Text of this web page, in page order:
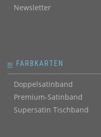
Newsletter
ஐ FARBKARTEN
Doppelsatinband
Premium-Satinband
Supersatin Tischband